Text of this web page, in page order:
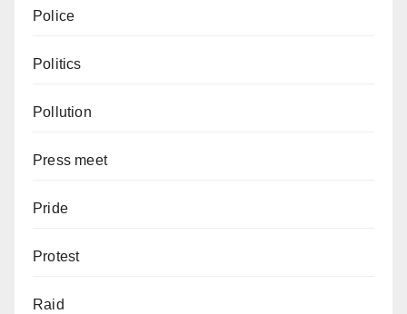
Police
Politics
Pollution
Press meet
Pride
Protest
Raid